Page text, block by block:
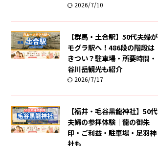
2026/7/10
【群馬・土合駅】50代夫婦が
モグラ駅へ！486段の階段は
きつい？駐車場・所要時間・
谷川岳観光も紹介
2026/7/17
【福井・毛谷黒龍神社】50代
夫婦の参拝体験｜龍の御朱
印・ご利益・駐車場・足羽神
社も